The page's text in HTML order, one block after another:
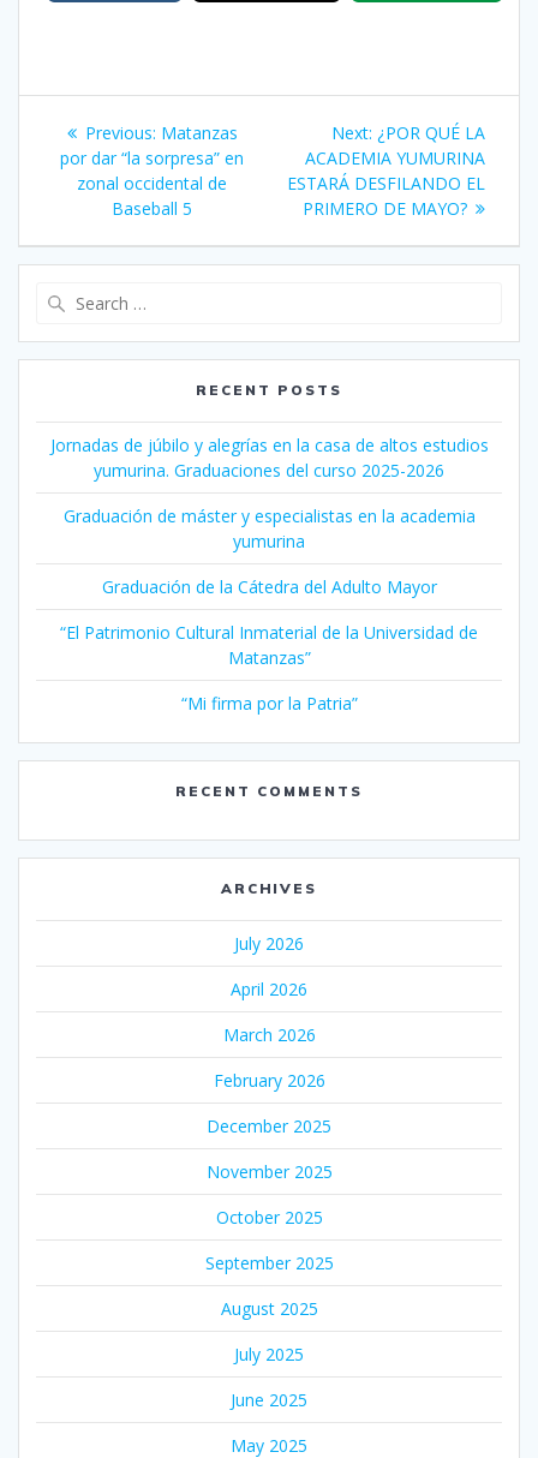
Post
navigation
Previous: Previous
post:
Matanzas
por dar “la sorpresa” en
zonal occidental de
Baseball 5
Next: Next
post:
¿POR QUÉ LA
ACADEMIA YUMURINA
ESTARÁ DESFILANDO EL
PRIMERO DE MAYO?
RECENT POSTS
Jornadas de júbilo y alegrías en la casa de altos estudios
yumurina. Graduaciones del curso 2025-2026
Graduación de máster y especialistas en la academia
yumurina
Graduación de la Cátedra del Adulto Mayor
“El Patrimonio Cultural Inmaterial de la Universidad de
Matanzas”
“Mi firma por la Patria”
RECENT COMMENTS
ARCHIVES
July 2026
April 2026
March 2026
February 2026
December 2025
November 2025
October 2025
September 2025
August 2025
July 2025
June 2025
May 2025